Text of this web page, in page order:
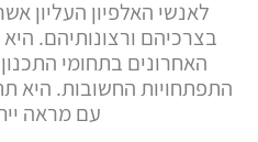
לאנשי האלפיון העליון
בצרכיהם ורצונותיהם.
האחרונים בתחומי
התפתחויות החשובות. היא
עם מראה